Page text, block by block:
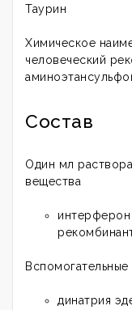
Таурин
Химическое
человеческий
Состав
Один мл
вещества
интерферон
динатрия